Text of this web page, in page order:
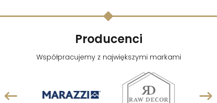
Producenci
Współpracujemy z największymi markami